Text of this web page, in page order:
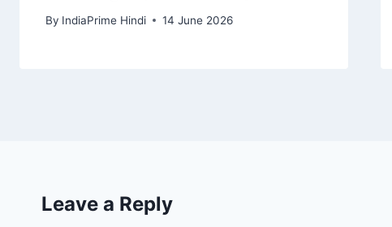
कहा –
By IndiaPrime Hindi 14 June 2026
Leave a Reply